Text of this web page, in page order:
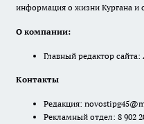
информация о жизни Кургана и
О компании:
Главный редактор
Контакты
Редакция:
Рекламный отдел: 8 902